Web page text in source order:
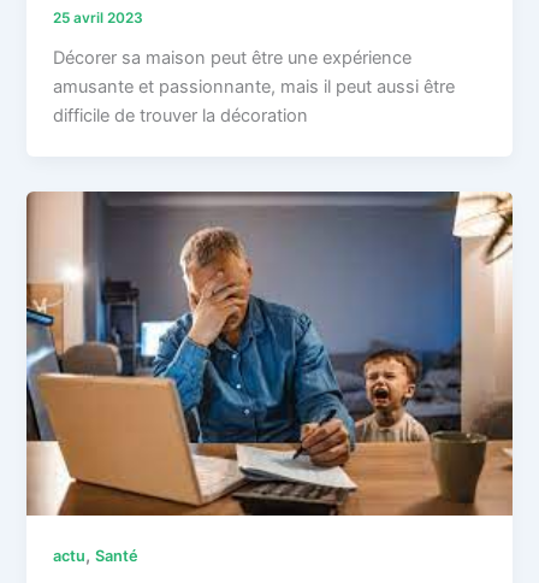
25 avril 2023
Décorer sa maison peut être une expérience
amusante et passionnante, mais il peut aussi être
difficile de trouver la décoration
actu,Santé